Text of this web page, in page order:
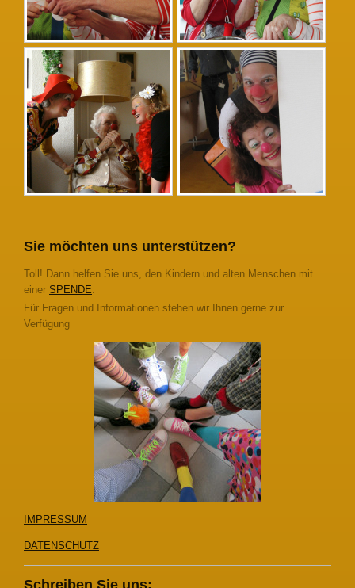
Sie möchten uns unterstützen?
Toll! Dann helfen Sie uns, den Kindern und alten Menschen mit
einer SPENDE
Für Fragen und Informationen stehen wir Ihnen gerne zur
Verfügung
IMPRESSUM
DATENSCHUTZ